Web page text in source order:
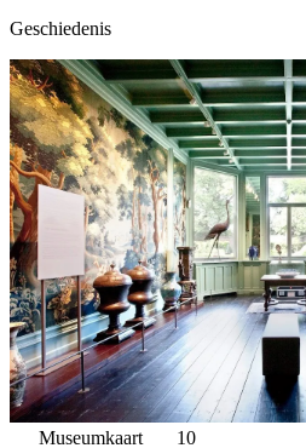
Geschiedenis
Museumkaart 10